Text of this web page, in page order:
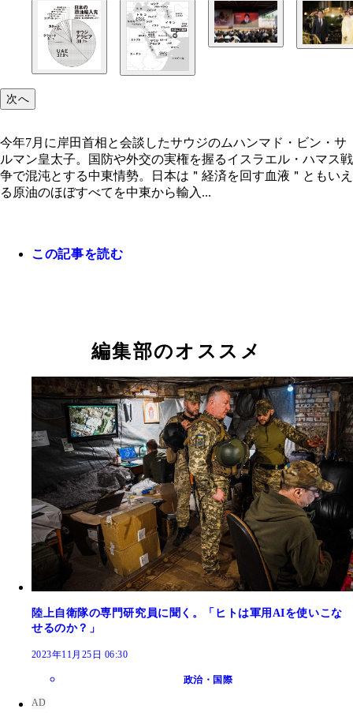
グラフの2022年、原油輸入の中東依存度は約94％
済は干上がってしまう
レバノンのベイルート近郊でヒズボラの指導者ナ
師のテレビ演説を聞く支持者たち。ヒズボラは対
今年7月に岸田首相と会談したサウジのムハンマド
次へ
今年7月に岸田首相と会談したサウジのムハンマド・ビン・サ
ルマン皇太子。国防や外交の実権を握るイスラエル・ハマス戦
争で混沌とする中東情勢。日本は＂経済を回す血液＂ともいえ
る原油のほぼすべてを中東から輸入...
この記事を読む
編集部のオススメ
陸上自衛隊の専門研究員に聞く。「ヒトは軍用AIを使いこな
せるのか？」
2023年11月25日 06:30
政治・国際